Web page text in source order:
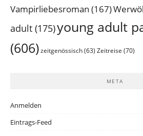
Vampirliebesroman (167)
adult (175)young adult
(606) zeitgenössisch (63) Zeitreise (70)
META
Anmelden
Eintrags-Feed